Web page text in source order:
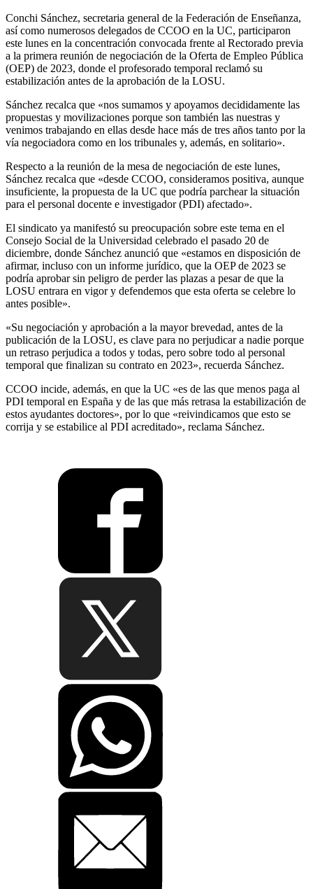
Conchi Sánchez, secretaria general de la Federación de Enseñanza,
así como numerosos delegados de CCOO en la UC, participaron
este lunes en la concentración convocada frente al Rectorado previa
a la primera reunión de negociación de la Oferta de Empleo Pública
(OEP) de 2023, donde el profesorado temporal reclamó su
estabilización antes de la aprobación de la LOSU.
Sánchez recalca que «nos sumamos y apoyamos decididamente las
propuestas y movilizaciones porque son también las nuestras y
venimos trabajando en ellas desde hace más de tres años tanto por la
vía negociadora como en los tribunales y, además, en solitario».
Respecto a la reunión de la mesa de negociación de este lunes,
Sánchez recalca que «desde CCOO, consideramos positiva, aunque
insuficiente, la propuesta de la UC que podría parchear la situación
para el personal docente e investigador (PDI) afectado».
El sindicato ya manifestó su preocupación sobre este tema en el
Consejo Social de la Universidad celebrado el pasado 20 de
diciembre, donde Sánchez anunció que «estamos en disposición de
afirmar, incluso con un informe jurídico, que la OEP de 2023 se
podría aprobar sin peligro de perder las plazas a pesar de que la
LOSU entrara en vigor y defendemos que esta oferta se celebre lo
antes posible».
«Su negociación y aprobación a la mayor brevedad, antes de la
publicación de la LOSU, es clave para no perjudicar a nadie porque
un retraso perjudica a todos y todas, pero sobre todo al personal
temporal que finalizan su contrato en 2023», recuerda Sánchez.
CCOO incide, además, en que la UC «es de las que menos paga al
PDI temporal en España y de las que más retrasa la estabilización de
estos ayudantes doctores», por lo que «reivindicamos que esto se
corrija y se estabilice al PDI acreditado», reclama Sánchez.